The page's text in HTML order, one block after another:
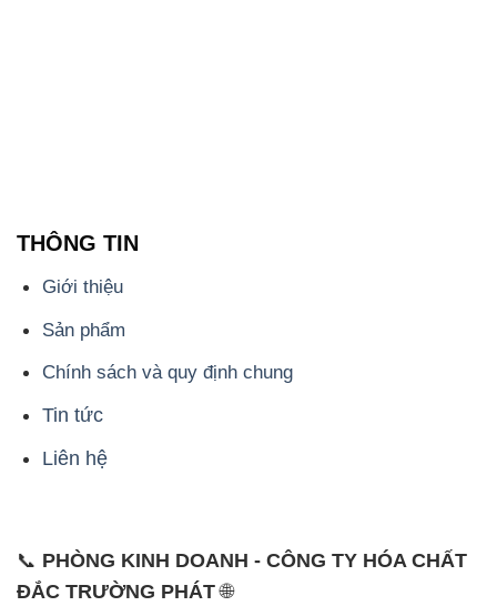
THÔNG TIN
Giới thiệu
Sản phẩm
Chính sách và quy định chung
Tin tức
Liên hệ
📞 PHÒNG KINH DOANH - CÔNG TY HÓA CHẤT
ĐẮC TRƯỜNG PHÁT🌐